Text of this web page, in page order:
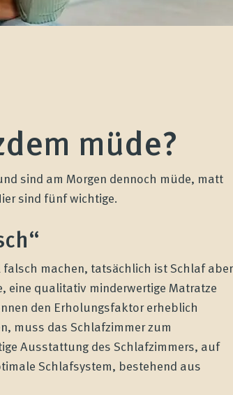
müde?
sind am Morgen dennoch müde, matt
sind fünf wichtige.
machen, tatsächlich ist Schlaf aber
eine qualitativ minderwertige Matratze
den Erholungsfaktor erheblich
muss das Schlafzimmer zum
Ausstattung des Schlafzimmers, auf
Schlafsystem, bestehend aus